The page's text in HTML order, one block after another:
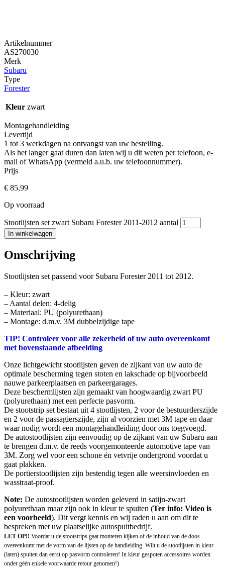
Artikelnummer
AS270030
Merk
Subaru
Type
Forester
Kleur zwart
Montagehandleiding
Levertijd
1 tot 3 werkdagen na ontvangst van uw bestelling.
Als het langer gaat duren dan laten wij u dit weten per telefoon, e-
mail of WhatsApp (vermeld a.u.b. uw telefoonnummer).
Prijs
€ 85,99
Op voorraad
Stootlijsten set zwart Subaru Forester 2011-2012 aantal
In winkelwagen
Omschrijving
Stootlijsten set passend voor Subaru Forester 2011 tot 2012.
– Kleur: zwart
– Aantal delen: 4-delig
– Materiaal: PU (polyurethaan)
– Montage: d.m.v. 3M dubbelzijdige tape
TIP! Controleer voor alle zekerheid of uw auto overeenkomt
met bovenstaande afbeelding
Onze lichtgewicht stootlijsten geven de zijkant van uw auto de
optimale bescherming tegen stoten en lakschade op bijvoorbeeld
nauwe parkeerplaatsen en parkeergarages.
Deze beschermlijsten zijn gemaakt van hoogwaardig zwart PU
(polyurethaan) met een perfecte pasvorm.
De stootstrip set bestaat uit 4 stootlijsten, 2 voor de bestuurderszijde
en 2 voor de passagierszijde, zijn al voorzien met 3M tape en daar
waar nodig wordt een montagehandleiding door ons toegvoegd.
De autostootlijsten zijn eenvoudig op de zijkant van uw Subaru aan
te brengen d.m.v. de reeds voorgemonteerde automotive tape van
3M. Zorg wel voor een schone én vetvrije ondergrond voordat u
gaat plakken.
De portierstootlijsten zijn bestendig tegen alle weersinvloeden en
wasstraat-proof.
Note: De autostootlijsten worden geleverd in satijn-zwart
polyurethaan maar zijn ook in kleur te spuiten (Ter info: Video is
een voorbeeld). Dit vergt kennis en wij raden u aan om dit te
bespreken met uw plaatselijke autospuitbedrijf.
LET OP!! Voordat u de stootstrips gaat monteren kijken of de inhoud van de doos
overeenkomt met de vorm van de lijsten op de handleiding. Wilt u de stootlijsten in kleur
(laten) spuiten dan eerst op pasvorm controleren! In kleur gespoten accessoires worden
onder géén enkele voorwaarde retour genomen!)